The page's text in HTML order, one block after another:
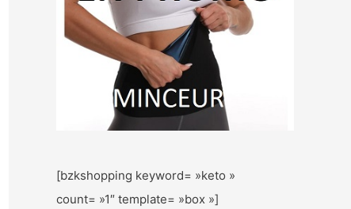
[bzkshopping keyword= »keto »
count= »1″ template= »box »]